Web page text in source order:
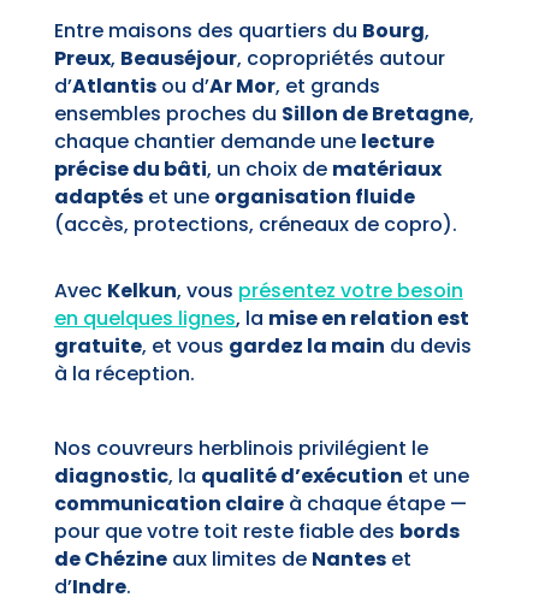
Entre maisons des quartiers du Bourg,
Preux, Beauséjour, copropriétés autour
d’Atlantisou d’Ar Mor, et grands
ensembles proches du Sillon de Bretagne,
chaque chantier demande une lecture
précise du bâti, un choix de matériaux
adaptéset une organisation fluide
(accès, protections, créneaux de copro).
Avec Kelkun, vous présentez votre besoin
en quelques lignes, la mise en relation est
gratuite, et vous gardez la main du devis
à la réception.
Nos couvreurs herblinois privilégient le
diagnostic, la qualité d’exécution et une
communication claireà chaque étape —
pour que votre toit reste fiable des bords
de Chézineaux limites de Nanteset
d’Indre.